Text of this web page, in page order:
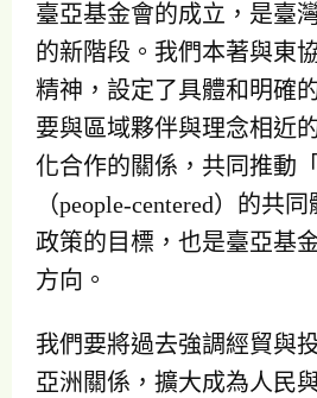
臺亞基金會的成立，是臺
的新階段。我們本著與東
精神，設定了具體和明確
要與區域夥伴與理念相近
化合作的關係，共同推動
（people-centered）的共
政策的目標，也是臺亞基
方向。
我們要將過去強調經貿與
亞洲關係，擴大成為人民